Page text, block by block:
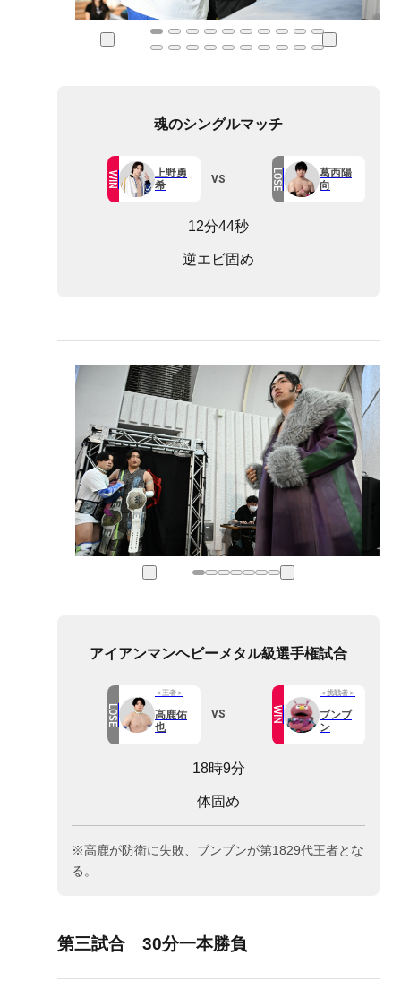
魂のシングルマッチ
WIN
上野勇
希
VS LOSE
葛西陽
向
12分44秒
逆エビ固め
アイアンマンヘビーメタル級選手権試合
LOSE
＜王者＞
高鹿佑
也
VS WIN
＜挑戦者＞
ブンブ
ン
18時9分
体固め
※高鹿が防衛に失敗、ブンブンが第1829代王者とな
る。
第三試合 30分一本勝負